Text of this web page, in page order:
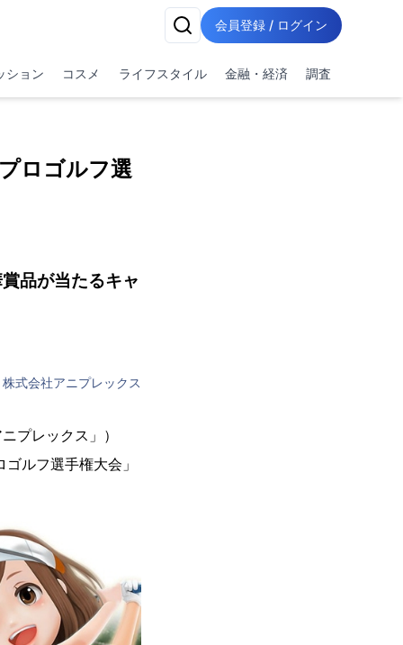
会員登録 / ログイン
ション コスメ ライフスタイル 金融・経済 調査
ロゴルフ選
品が当たるキャ
株式会社アニプレックス
プレックス」）
ルフ選手権大会」